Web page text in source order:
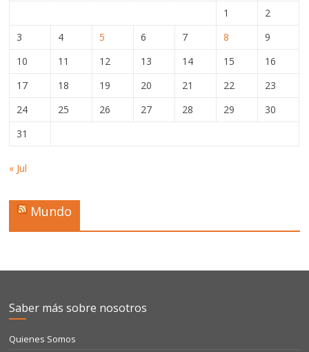
1
2
3
4 5 6 7 8
9
10
11 12 13 14 15
16
17
18 19 20 21 22
23
24
25 26 27 28 29
30
31
« Jul
Mundo
Saber más sobre nosotros
Quienes Somos